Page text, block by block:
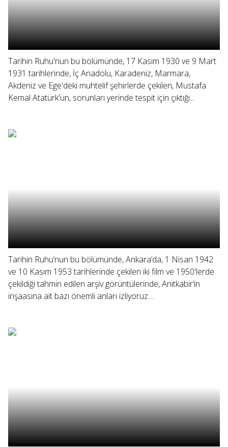
Tarihin Ruhu'nun bu bölümünde, 17 Kasım 1930 ve 9 Mart
1931 tarihlerinde, İç Anadolu, Karadeniz, Marmara,
Akdeniz ve Ege'deki muhtelif şehirlerde çekilen, Mustafa
Kemal Atatürk'ün, sorunları yerinde tespit için çıktığı...
Tarihin Ruhu’nun bu bölümünde, Ankara’da, 1 Nisan 1942
ve 10 Kasım 1953 tarihlerinde çekilen iki film ve 1950'lerde
çekildiği tahmin edilen arşiv görüntülerinde, Anıtkabir’in
inşaasına ait bazı önemli anları izliyoruz....